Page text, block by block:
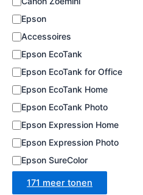
e
Epson
Accessoires
Epson EcoTank
Epson EcoTank for Office
Epson EcoTank Home
Epson EcoTank Photo
Epson Expression Home
Epson Expression Photo
Epson SureColor
171 meer tonen